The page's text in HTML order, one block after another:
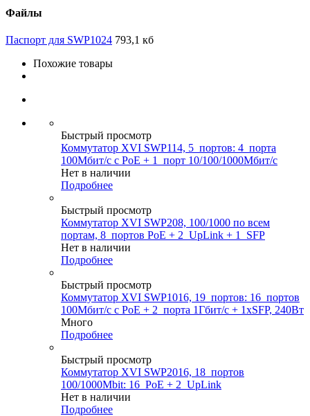
Файлы
Паспорт для SWP1024 793,1 кб
Похожие товары
Быстрый просмотр
Коммутатор XVI SWP114, 5_портов: 4_порта
100Мбит/с с PoE + 1_порт 10/100/1000Мбит/с
Нет в наличии
Подробнее
Быстрый просмотр
Коммутатор XVI SWP208, 100/1000 по всем
портам, 8_портов PoE + 2_UpLink + 1_SFP
Нет в наличии
Подробнее
Быстрый просмотр
Коммутатор XVI SWP1016, 19_портов: 16_портов
100Мбит/с с PoE + 2_порта 1Гбит/с + 1xSFP, 240Вт
Много
Подробнее
Быстрый просмотр
Коммутатор XVI SWP2016, 18_портов
100/1000Mbit: 16_PoE + 2_UpLink
Нет в наличии
Подробнее